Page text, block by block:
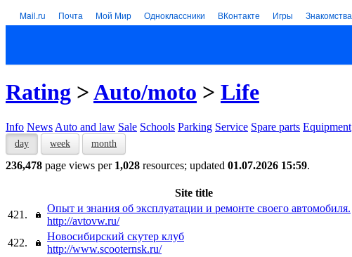
Mail.ru Почта Мой Мир Одноклассники ВКонтакте Игры Знакомства
Rating >Auto/moto > Life
Info News Auto and law Sale Schools Parking Service Spare parts Equipment
day week month
236,478 page views per 1,028 resources; updated 01.07.2026 15:59.
Site title
421.
Опыт и знания об эксплуатации и ремонте своего автомобиля.
http://avtovw.ru/
422.
Новосибирский скутер клуб
http://www.scooternsk.ru/